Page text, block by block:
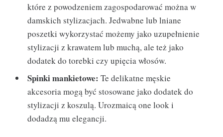
które z powodzeniem zagospodarować można w
damskich stylizacjach. Jedwabne lub lniane
poszetki wykorzystać możemy jako uzupełnienie
stylizacji z krawatem lub muchą, ale też jako
dodatek do torebki czy upięcia włosów.
Spinki mankietowe: Te delikatne męskie
akcesoria mogą być stosowane jako dodatek do
stylizacji z koszulą. Urozmaicą one look i
dodadzą mu elegancji.